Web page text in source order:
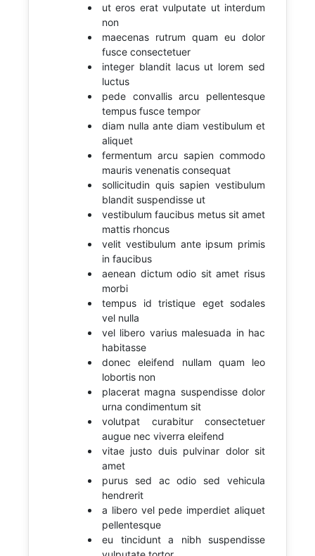
ut eros erat vulputate ut interdum
non
maecenas rutrum quam eu dolor
fusce consectetuer
integer blandit lacus ut lorem sed
luctus
pede convallis arcu pellentesque
tempus fusce tempor
diam nulla ante diam vestibulum et
aliquet
fermentum arcu sapien commodo
mauris venenatis consequat
sollicitudin quis sapien vestibulum
blandit suspendisse ut
vestibulum faucibus metus sit amet
mattis rhoncus
velit vestibulum ante ipsum primis
in faucibus
aenean dictum odio sit amet risus
morbi
tempus id tristique eget sodales
vel nulla
vel libero varius malesuada in hac
habitasse
donec eleifend nullam quam leo
lobortis non
placerat magna suspendisse dolor
urna condimentum sit
volutpat curabitur consectetuer
augue nec viverra eleifend
vitae justo duis pulvinar dolor sit
amet
purus sed ac odio sed vehicula
hendrerit
a libero vel pede imperdiet aliquet
pellentesque
eu tincidunt a nibh suspendisse